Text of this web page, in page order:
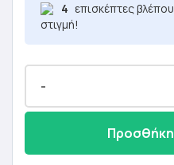
4 επισκέπτες
στιγμή!
-